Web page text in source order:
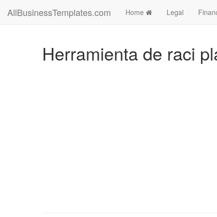
AllBusinessTemplates.com Home Legal
Herramienta de raci